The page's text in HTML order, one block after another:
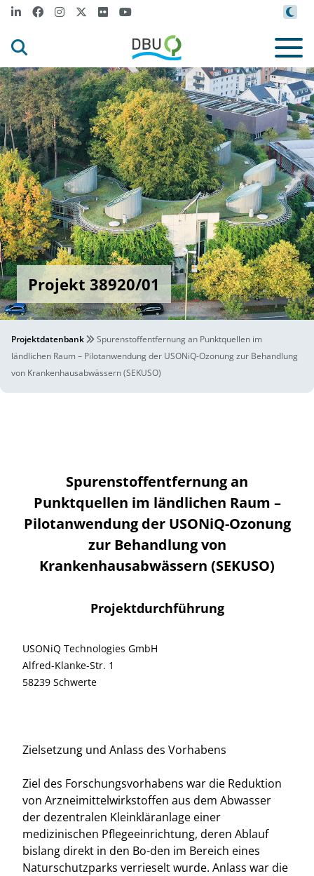
Projekt 38920/01
Projektdatenbank
Spurenstoffentfernung an Punktquellen im
ländlichen Raum – Pilotanwendung der USONiQ-Ozonung zur Behandlung
von Krankenhausabwässern (SEKUSO)
Spurenstoffentfernung an
Punktquellen im ländlichen Raum –
Pilotanwendung der USONiQ-Ozonung
zur Behandlung von
Krankenhausabwässern (SEKUSO)
Projektdurchführung
USONiQ Technologies GmbH
Alfred-Klanke-Str. 1
58239 Schwerte
Zielsetzung und Anlass des Vorhabens
Ziel des Forschungsvorhabens war die Reduktion
von Arzneimittelwirkstoffen aus dem Abwasser
der dezentralen Kleinkläranlage einer
medizinischen Pflegeeinrichtung, deren Ablauf
bislang direkt in den Bo-den im Bereich eines
Naturschutzparks verrieselt wurde. Anlass war die